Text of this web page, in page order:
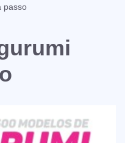
passo